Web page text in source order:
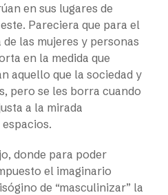
en sus lugares de
Pareciera que para el
las mujeres y personas
en la medida que
aquello que la sociedad y
pero se les borra cuando
a la mirada
donde para poder
el imaginario
de “masculinizar” la